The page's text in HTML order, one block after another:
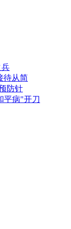
兵
待从简
防针
平病"开刀